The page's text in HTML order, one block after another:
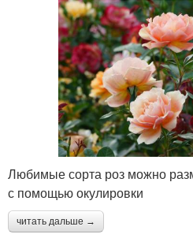
Любимые сорта роз можно
с помощью окулировки
читать дальше →